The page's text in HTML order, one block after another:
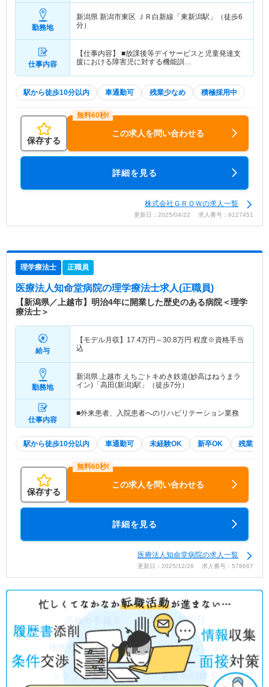
勤務地
新潟県 新潟市東区 ＪＲ白新線「東新潟駅」（徒歩6
分）
仕事内容
【仕事内容】 ■放課後等デイサービスと児童発達支
援における障害児に対する機能訓…
駅から徒歩10分以内 車通勤可 残業少なめ 積極採用中
保存する
この求人を問い合わせる
詳細を見る
株式会社ＧＲＯＷの求人一覧
更新日：2025/04/22 求人番号：9127451
理学療法士 正職員
医療法人知命堂病院の理学療法士求人(正職員)
【新潟県／上越市】明治4年に開業した歴史のある病院＜理学
療法士＞
給与
【モデル月収】 17.4万円～30.8万円 程度※資格手当
込
勤務地
新潟県 上越市 えちごトキめき鉄道(妙高はねうまラ
イン)「高田(新潟)駅」（徒歩7分）
仕事内容
■外来患者、入院患者へのリハビリテーション業務
駅から徒歩10分以内 車通勤可 未経験OK 新卒OK 残業少な
保存する
この求人を問い合わせる
詳細を見る
医療法人知命堂病院の求人一覧
更新日：2025/12/26 求人番号：578667